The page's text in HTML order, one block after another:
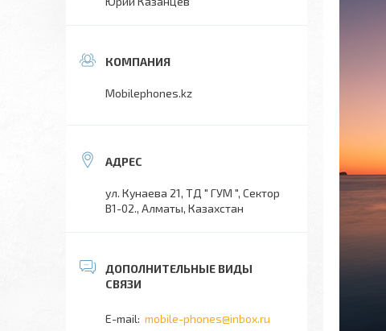
Mobilephones.kz
ул. Кунаева 21, ТД " ГУМ ", Сектор
В1-02., Алматы, Казахстан
mobile-phones@inbox.ru